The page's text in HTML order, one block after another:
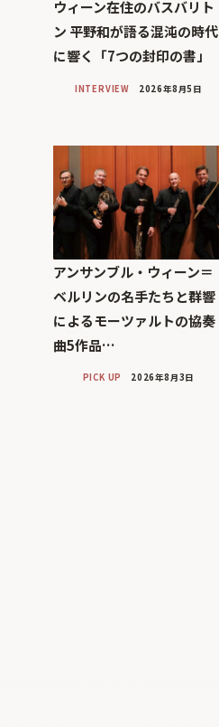
ウィーン在住のバスバリト
ン 平野和が語る混沌の時代
に響く「7つの封印の書」
INTERVIEW 2026年8月5日
アンサンブル・ウィーン＝
ベルリンの名手たちと群響
によるモーツァルトの協奏
曲5作品…
PICK UP 2026年8月3日